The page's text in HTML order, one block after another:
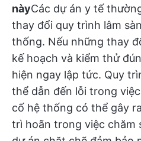
nàyCác dự án y tế
thay đổi quy trình lâm
thống. Nếu những thay
kế hoạch và kiểm thử
hiện ngay lập tức. Quy
thể dẫn đến lỗi trong
cố hệ thống có thể gây
trì hoãn trong việc chăm